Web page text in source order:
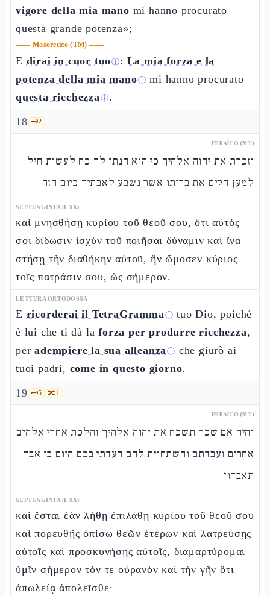
vigore della mia mano mi hanno procurato
questa grande potenza»;
—— Masoretico (TM) ——
E dirai in cuor tuoⓘ: La mia forza e la
potenza della mia manoⓘ mi hanno procurato
questa ricchezzaⓘ.
18 🗝️2
EBRAICO (MT)
וזכרת את יהוה אלהיך כי הוא הנתן לך כח לעשות חיל
למען הקים את בריתו אשר נשבע לאבתיך כיום הזה
SEPTUAGINTA (LXX)
καὶ μνησθήσῃ κυρίου τοῦ θεοῦ σου, ὅτι αὐτός
σοι δίδωσιν ἰσχὺν τοῦ ποιῆσαι δύναμιν καὶ ἵνα
στήσῃ τὴν διαθήκην αὐτοῦ, ἣν ὤμοσεν κύριος
τοῖς πατράσιν σου, ὡς σήμερον.
LETTURA ORTODOSSA
E ricorderai il TetraGrammaⓘ tuo Dio, poiché
è lui che ti dà laforza per produrre ricchezza,
peradempiere la sua alleanzaⓘ che giurò ai
tuoi padri, come in questo giorno.
19 🗝️5 🔀1
EBRAICO (MT)
והיה אם שכח תשכח את יהוה אלהיך והלכת אחרי אלהים
אחרים ועבדתם והשתחוית להם העדתי בכם היום כי אבד
תאבדון
SEPTUAGINTA (LXX)
καὶ ἔσται ἐὰν λήθῃ ἐπιλάθῃ κυρίου τοῦ θεοῦ σου
καὶ πορευθῇς ὀπίσω θεῶν ἑτέρων καὶ λατρεύσῃς
αὐτοῖς καὶ προσκυνήσῃς αὐτοῖς, διαμαρτύρομαι
ὑμῖν σήμερον τόν τε οὐρανὸν καὶ τὴν γῆν ὅτι
ἀπωλείᾳ ἀπολεῖσθε·